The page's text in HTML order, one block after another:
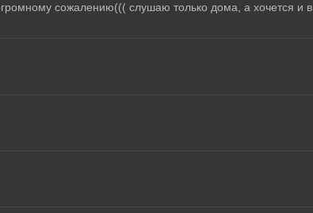
сожалению((( слушаю только дома, а хочется и в